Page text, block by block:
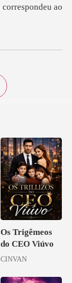
Os Trigêmeos
do CEO Viúvo
CINVAN